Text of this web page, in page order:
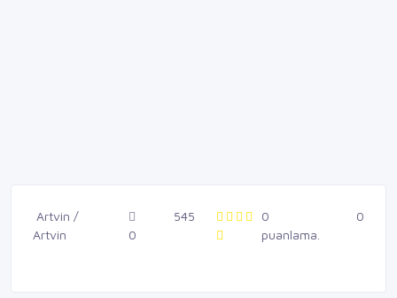
Artvin /
Artvin
0
545
0
puanlama.
0